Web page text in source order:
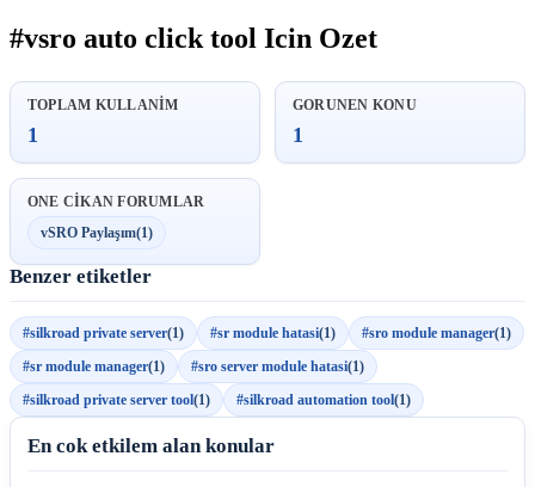
#vsro auto click tool Icin Ozet
TOPLAM KULLANIM
1
GORUNEN KONU
1
ONE CIKAN FORUMLAR
vSRO Paylaşım(1)
Benzer etiketler
#silkroad private server(1) #sr module hatasi(1) #sro module manager(1)
#sr module manager(1) #sro server module hatasi(1)
#silkroad private server tool(1) #silkroad automation tool(1)
En cok etkilem alan konular